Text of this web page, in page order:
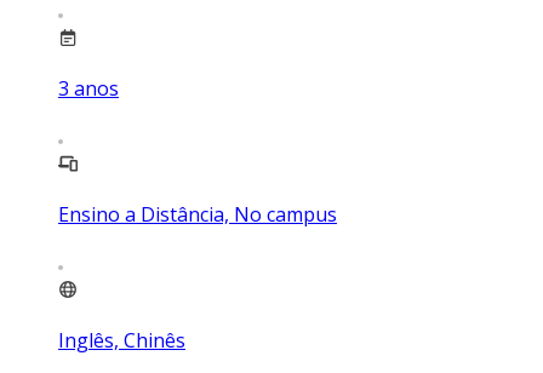
3 anos
Ensino a Distância, No campus
Inglês, Chinês